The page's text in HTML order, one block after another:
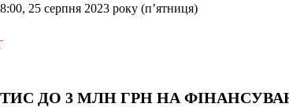
25 серпня 2023 року (п’ятниця)
ТИС ДО 3 МЛН ГРН НА